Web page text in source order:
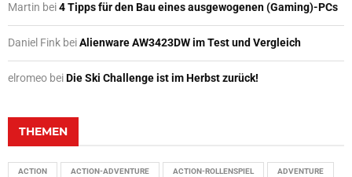
Martin bei4 Tipps für den Bau eines ausgewogenen (Gaming)-PCs
Daniel Fink beiAlienware AW3423DW im Test und Vergleich
elromeo beiDie Ski Challenge ist im Herbst zurück!
THEMEN
ACTION ACTION-ADVENTURE ACTION-ROLLENSPIEL ADVENTURE